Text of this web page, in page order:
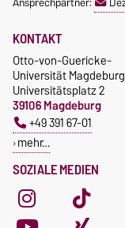
SOZIALE MEDIEN
KONTAKT
Otto-von-Guericke-
Universität Magdeburg
Universitätsplatz 2
39106 Magdeburg
+49 391 67-01
mehr…